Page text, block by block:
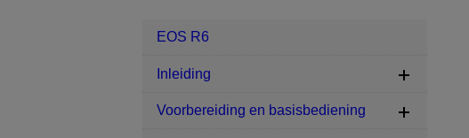
EOS R6
Inleiding
Voorbereiding en basisbediening